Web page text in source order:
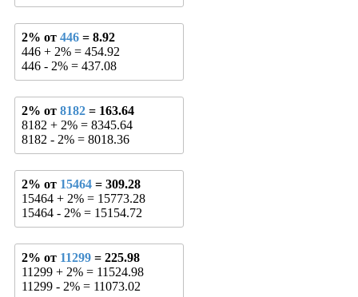
2% от 446 = 8.92
446 + 2% = 454.92
446 - 2% = 437.08
2% от 8182 = 163.64
8182 + 2% = 8345.64
8182 - 2% = 8018.36
2% от 15464 = 309.28
15464 + 2% = 15773.28
15464 - 2% = 15154.72
2% от 11299 = 225.98
11299 + 2% = 11524.98
11299 - 2% = 11073.02